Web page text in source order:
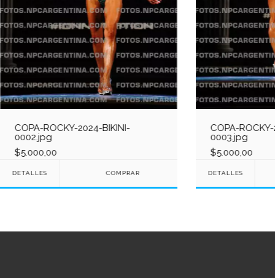
COPA-ROCKY-2024-BIKINI-
0002.jpg
$5.000,00
DETALLES
COPA-
0003.jpg
$5.000,00
DETALLES